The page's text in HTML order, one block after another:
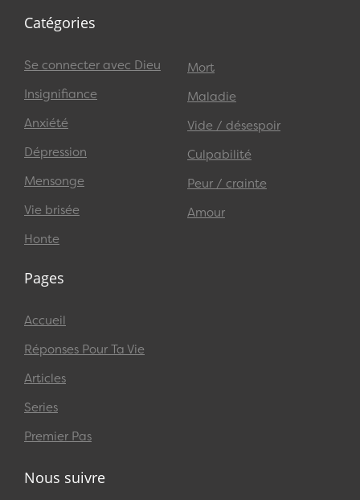
Catégories
Se connecter avec Dieu
Insignifiance
Anxiété
Dépression
Mensonge
Vie brisée
Honte
Mort
Maladie
Vide / désespoir
Culpabilité
Peur / crainte
Amour
Pages
Accueil
Réponses Pour Ta Vie
Articles
Series
Premier Pas
Nous suivre